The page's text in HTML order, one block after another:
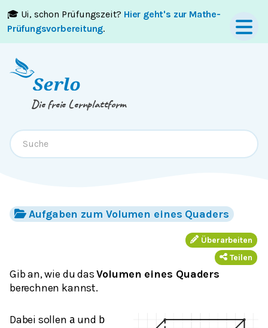
🎓 Ui, schon Prüfungszeit? Hier geht's zur Mathe-
Prüfungsvorbereitung.
Springe zumInhaltoderFooter
Die freie Lernplattform
Aufgaben zum Volumen eines Quaders
Überarbeiten
Teilen
Gib an, wie du dasVolumen eines Quaders
berechnen kannst.
Dabei sollen a und b